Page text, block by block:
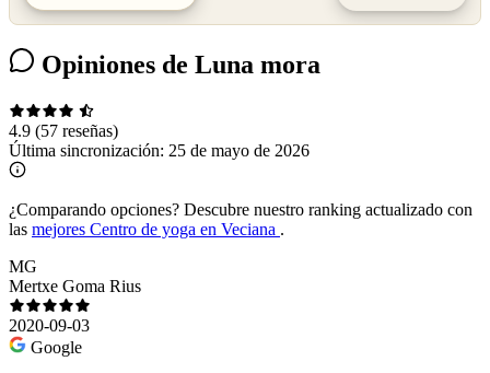
Opiniones de Luna mora
4.9 (57 reseñas)
Última sincronización: 25 de mayo de 2026
¿Comparando opciones? Descubre nuestro ranking actualizado con
las mejores Centro de yoga en Veciana .
MG
Mertxe Goma Rius
2020-09-03
Google